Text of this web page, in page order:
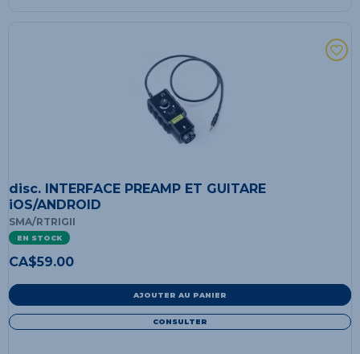
disc. INTERFACE PREAMP ET GUITARE
iOS/ANDROID
SMA/RTRIGII
EN STOCK
CA$59.00
AJOUTER AU PANIER
CONSULTER